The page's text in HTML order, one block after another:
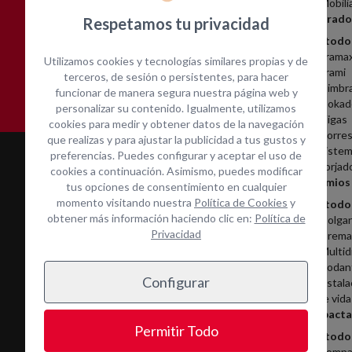
Encofrado
Ver todo
Frami
Vigas
Andamios
Ver todo
de vida
Ver todo
situ
Servicios
Respetamos tu privacidad
Utilizamos cookies y tecnologías similares propias y de
terceros, de sesión o persistentes, para hacer
funcionar de manera segura nuestra página web y
personalizar su contenido. Igualmente, utilizamos
cookies para medir y obtener datos de la navegación
que realizas y para ajustar la publicidad a tus gustos y
preferencias. Puedes configurar y aceptar el uso de
cookies a continuación. Asimismo, puedes modificar
tus opciones de consentimiento en cualquier
momento visitando nuestra Política de Cookies y
obtener más información haciendo clic en: Política de
Privacidad
Configurar
Permitir Todo